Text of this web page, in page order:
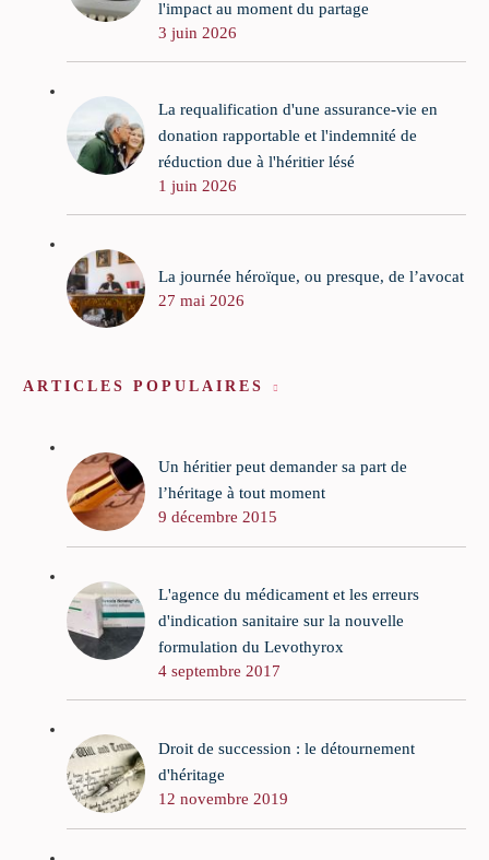
l'impact au moment du partage
3 juin 2026
La requalification d'une assurance-vie en
donation rapportable et l'indemnité de
réduction due à l'héritier lésé
1 juin 2026
La journée héroïque, ou presque, de l’avocat
27 mai 2026
ARTICLES POPULAIRES
Un héritier peut demander sa part de
l’héritage à tout moment
9 décembre 2015
L'agence du médicament et les erreurs
d'indication sanitaire sur la nouvelle
formulation du Levothyrox
4 septembre 2017
Droit de succession : le détournement
d'héritage
12 novembre 2019